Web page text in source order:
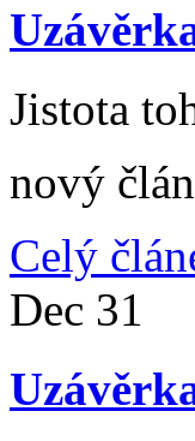
Jistota
nový
Celý
Dec 31